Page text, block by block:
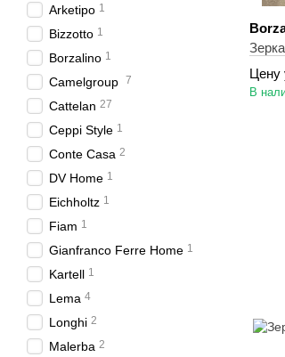
Цену
В
Arketipo 1
Bizzotto 1
Borzalino 1
Camelgroup 7
Cattelan 27
Ceppi Style 1
Conte Casa 2
DV Home 1
Eichholtz 1
Fiam 1
Gianfranco Ferre Home 1
Kartell 1
Lema 4
Longhi 2
Malerba 2